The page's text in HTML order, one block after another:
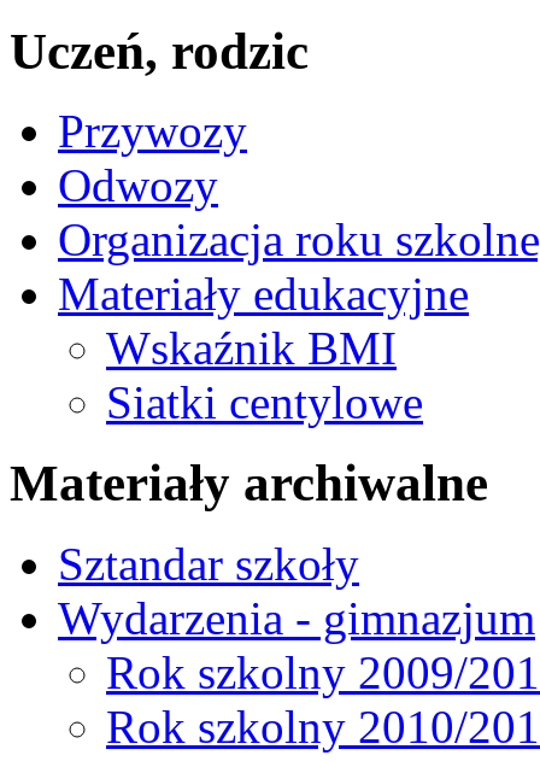
Uczeń, rodzic
Przywozy
Odwozy
Organizacja roku
Materiały edukacyjne
Wskaźnik BMI
Siatki centylowe
Materiały archiwalne
Sztandar szkoły
Wydarzenia - gimnazjum
Rok szkolny 2009/
Rok szkolny 2010/